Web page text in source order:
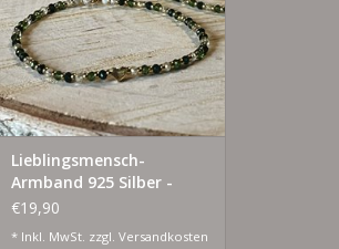
Lieblingsmensch-
Armband 925 Silber -
grün
€19,90
* Inkl. MwSt. zzgl. Versandkosten